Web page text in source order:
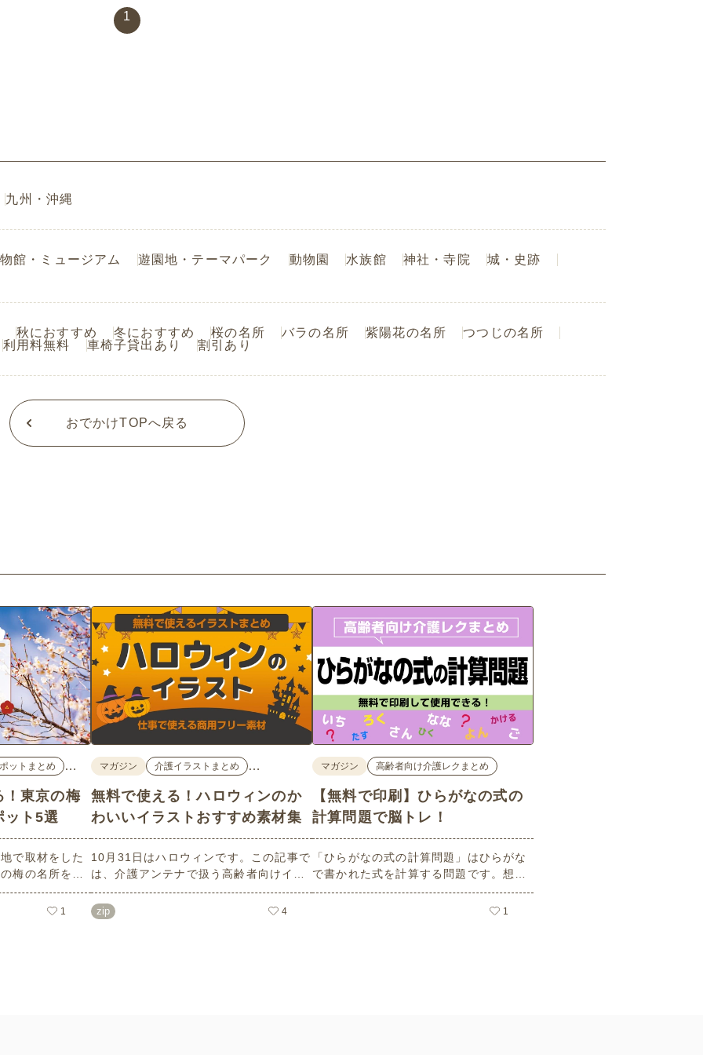
1
九州・沖縄
館・ミュージアム 遊園地・テーマパーク 動物園 水族館 神社・寺院 城・史跡
秋におすすめ 冬におすすめ 桜の名所 バラの名所 紫陽花の名所
つつじの名所
利用料無料
車椅子貸出あり 割引あり
おでかけTOPへ戻る
ットまとめ …
！東京の梅
ット5選
で取材をした
梅の名所を５
もちろんのこ
ついても紹介
1
マガジン 介護イラストまとめ …
無料で使える！ハロウィンのか
わいいイラストおすすめ素材集
10月31日はハロウィンです。この記事で
は、介護アンテナで扱う高齢者向けイラ
スト素材から、ハロウィンにちなんだお
ばけやかぼちゃなどの素材をご紹介しま
す。いずれも万人受けするデザインで背
zip 4
マガジン 高齢者向け介護レクまとめ
【無料で印刷】ひらがなの式の
計算問題で脳トレ！
「ひらがなの式の計算問題」はひらがな
で書かれた式を計算する問題です。想像
力やワーキングメモリのトレーニングと
しても活用できる脳トレ問題です。こち
1